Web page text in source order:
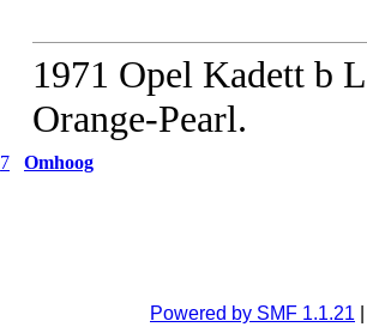
1971 Opel Kadett b
Orange-Pearl.
7 Omhoog
Powered by SMF 1.1.21